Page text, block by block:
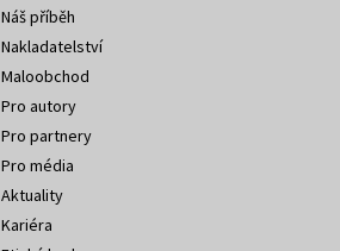
Náš příběh
Nakladatelství
Maloobchod
Pro autory
Pro partnery
Pro média
Aktuality
Kariéra